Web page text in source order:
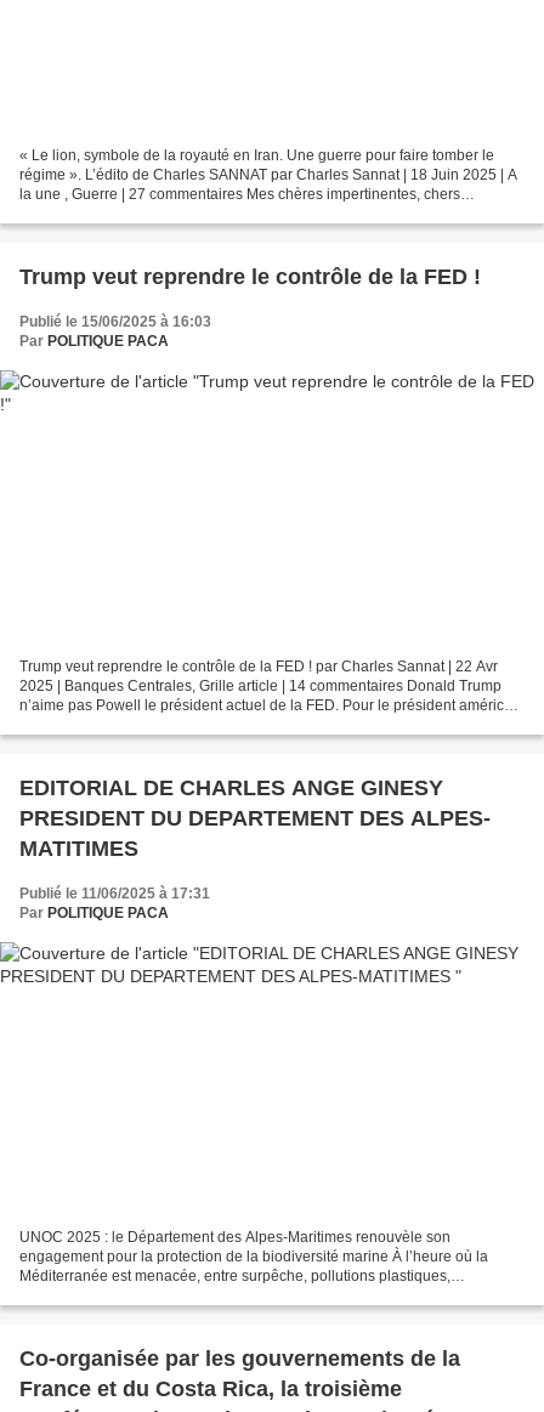
« Le lion, symbole de la royauté en Iran. Une guerre pour faire tomber le
régime ». L’édito de Charles SANNAT par Charles Sannat | 18 Juin 2025 | A
la une , Guerre | 27 commentaires Mes chères impertinentes, chers
Trump veut reprendre le contrôle de la FED !
Publié le 15/06/2025 à 16:03
Par POLITIQUE PACA
Trump veut reprendre le contrôle de la FED ! par Charles Sannat | 22 Avr
2025 | Banques Centrales, Grille article | 14 commentaires Donald Trump
n’aime pas Powell le président actuel de la FED. Pour le président américain
EDITORIAL DE CHARLES ANGE GINESY
PRESIDENT DU DEPARTEMENT DES ALPES-
MATITIMES
Publié le 11/06/2025 à 17:31
Par POLITIQUE PACA
UNOC 2025 : le Département des Alpes-Maritimes renouvèle son
engagement pour la protection de la biodiversité marine À l’heure où la
Méditerranée est menacée, entre surpêche, pollutions plastiques,
Co-organisée par les gouvernements de la
France et du Costa Rica, la troisième